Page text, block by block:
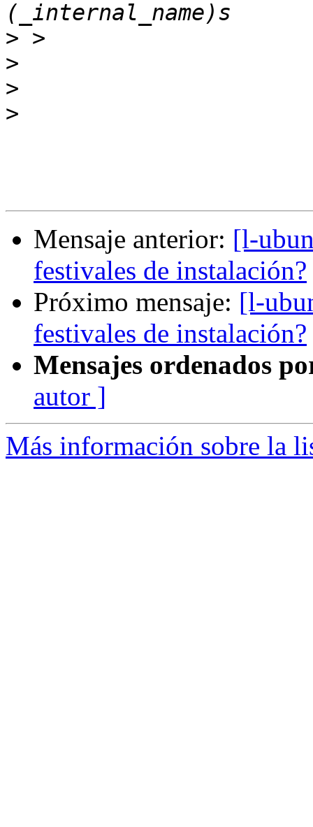
>
>
>
>
Mensaje anterior: [l-
festivales de instalación?
Próximo mensaje: [l-
festivales de instalación?
Mensajes ordenados
autor ]
Más información sobre la